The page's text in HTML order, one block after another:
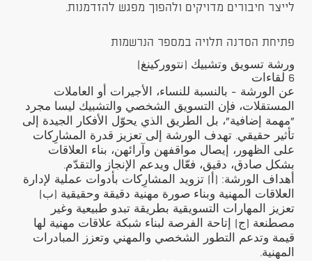
לייצר חיבורים מדויקים ולהפוך מפגש להזדמנות.
פתיחת הסדנה תלויה במספר הנרשמות
ورشة تسويق وتشبيك (نتووركينغ)
6 لقاءات
عن الورشة - بالنسبة للنساء، الأجيرات أو العاملات
المستقلات، فإن التسويق الشخصي والتشبيك ليسا مجرد
"مهمة إضافية"، بل الطريق الذي يحوّل الأفكار الجيدة إلى
تأثير حقيقي. تهدف الورشة إلى تعزيز قدرة المشارِكات
على الظهور، إيصال مواقفهن وآرائهن، بناء العلاقات
بشكل صادق، دقيق، فعّال ويدعم الإنجاز والتقدّم.
أهداف الورشة: (أ) تزويد المشارِكات بأدوات عملية لإدارة
العلاقات المهنية وبناء صورة مهنية دقيقة وحقيقية (ب)
تعزيز المهارات التسويقية بطريقة تبدو طبيعية وغير
مصطنعة (ج) إتاحة الفرصة لبناء شبكة علاقات مهنية لها
قيمة وتدعم التطور الشخصي والمهني وتعزز المبادرات
المهنية.